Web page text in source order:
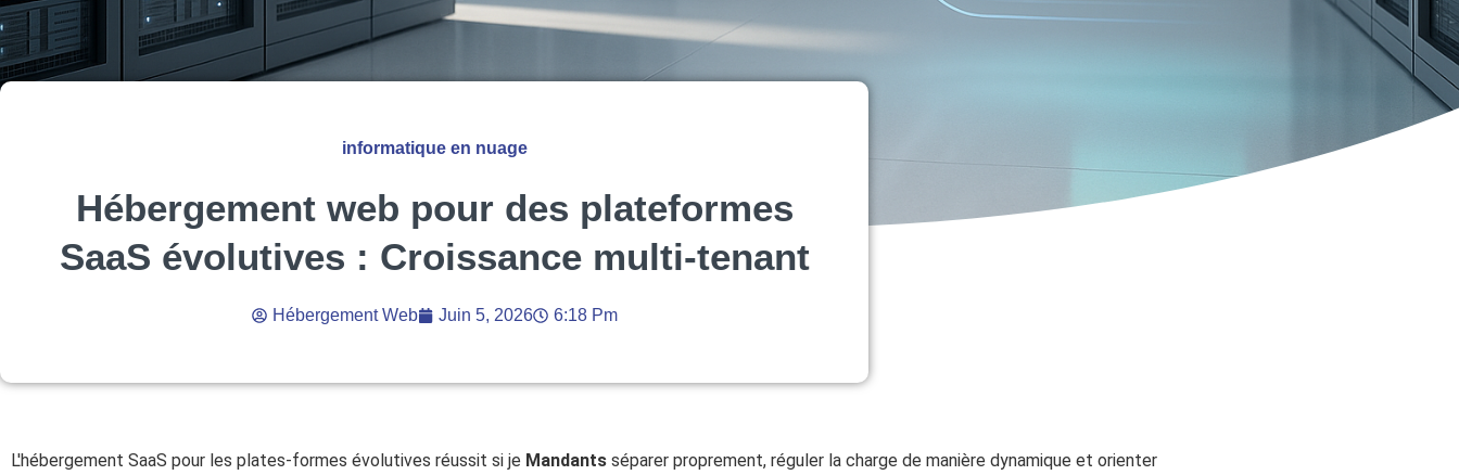
informatique en nuage
Hébergement web pour des plateformes
SaaS évolutives : Croissance multi-tenant
Hébergement Web Juin 5, 2026 6:18 Pm
L'hébergement SaaS pour les plates-formes évolutives réussit si je Mandants séparer proprement, réguler la charge de manière dynamique et orienter